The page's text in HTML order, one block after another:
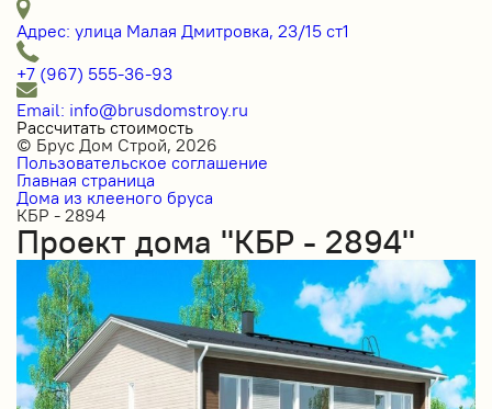
Адрес: улица Малая Дмитровка, 23/15 ст1
+7 (967) 555-36-93
Email: info@brusdomstroy.ru
Рассчитать стоимость
© Брус Дом Строй, 2026
Пользовательское соглашение
Главная страница
Дома из клееного бруса
КБР - 2894
Проект дома "КБР - 2894"